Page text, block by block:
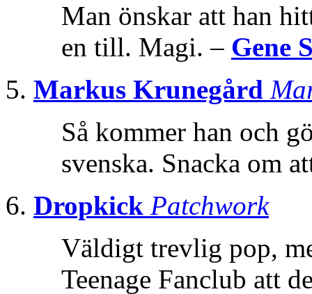
Man önskar att han
en till. Magi. – Gene
Markus Krunegård
Så kommer han och
svenska. Snacka om
Dropkick Patchwork
Väldigt trevlig pop,
Teenage Fanclub att